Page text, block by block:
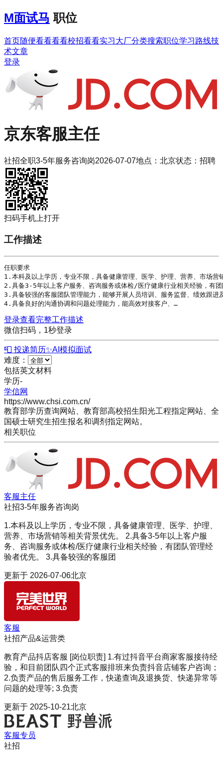
M面试马 职位
首页随便看看看看校招看看实习大厂分类搜索职位学习路线技
术文章
登录
京东客服主任
社招全职3-5年服务咨询岗2026-07-07地点： 北京状态： 招聘
扫码手机上打开
工作描述
任职要求
1.本科及以上学历 ，专业不限，具备健康管理、医学、护理、营养、市场营
2.具备3-5年以上客户服务、咨询服务或体检/医疗健康行业相关经验，有
3.具备较强的客服团队管理能力，能够开展人员培训、服务监督、绩效跟进
4.具备良好的沟通协调和问题处理能力，能高效对接客户、…
登录查看完整工作描述
微信扫码，1秒登录
📮 投递简历✨AI模拟面试
难度：
包括英文材料
学历-
学信网
https://www.chsi.com.cn/
教育部学历查询网站、教育部高校招生阳光工程指定网站、全
国硕士研究生招生报名和调剂指定网站。
相关职位
客服主任
社招3-5年服务咨询岗
1.本科及以上学历，专业不限，具备健康管理、医学、护理、
营养、市场营销等相关背景优先。 2.具备3-5年以上客户服
务、咨询服务或体检/医疗健康行业相关经验，有团队管理经
验者优先。 3.具备较强的客服团
更新于 2026-07-06北京
客服
社招产品&运营类
教育产品抖店客服 [岗位职责] 1.有过抖音平台商家客服接待经
验，和目前团队四个正式客服排班来负责抖音店铺客户咨询；
2.负责产品的售后服务工作，快递查询及退换货、快递异常等
问题的处理等; 3.负责
更新于 2025-10-21北京
客服专员
社招